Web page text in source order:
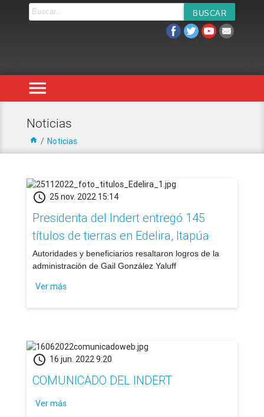
menu
Noticias
home / Noticias
schedule 25 nov. 2022 15:14
Presidenta del Indert entregó 145
títulos de tierras en Edelira, Itapúa
​Autoridades y beneficiarios resaltaron logros de la
administración de Gail González Yaluff
Ver más
schedule 16 jun. 2022 9:20
COMUNICADO DEL INDERT
Ver más